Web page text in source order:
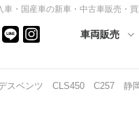
・国産車の新車・中古車販売・
車両販売
ベンツ CLS450 C257 静岡